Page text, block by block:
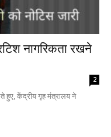
नागरिकता रखने
2
हुए, केंद्रीय गृह मंत्रालय ने